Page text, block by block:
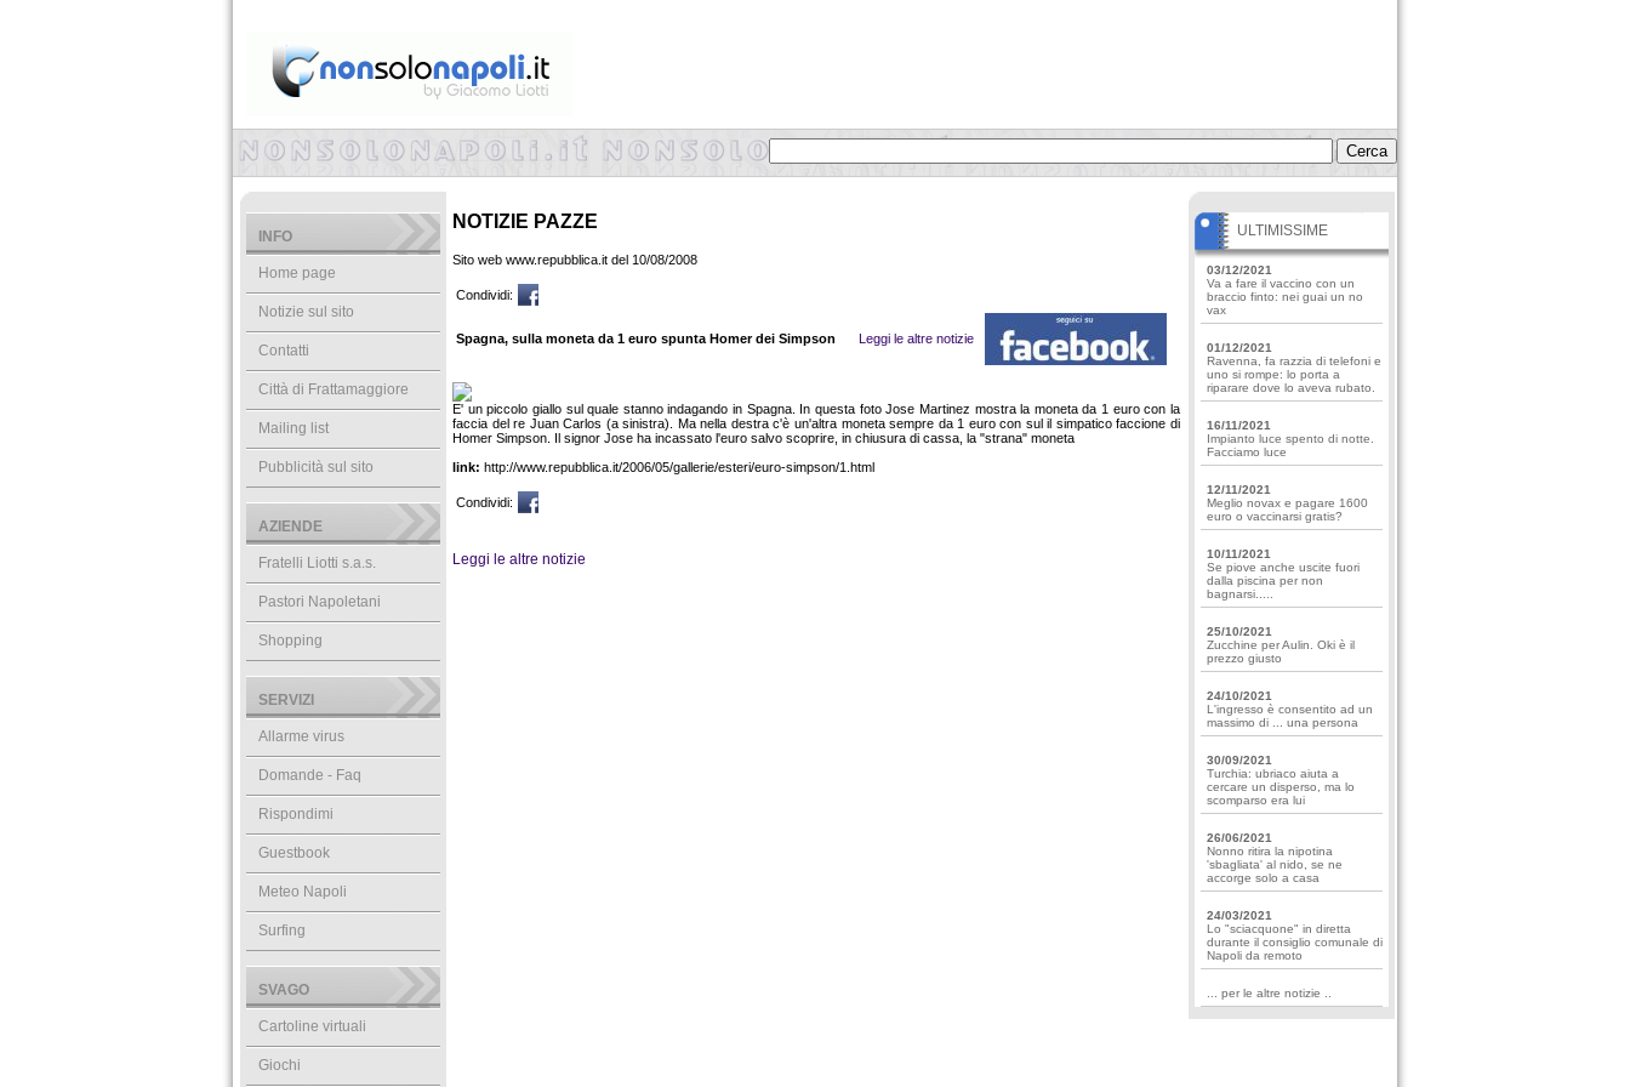
INFO
Home page
Notizie sul sito
Contatti
Città di Frattamaggiore
Mailing list
Pubblicità sul sito
AZIENDE
Fratelli Liotti s.a.s.
Pastori Napoletani
Shopping
SERVIZI
Allarme virus
Domande - Faq
Rispondimi
Guestbook
Meteo Napoli
Surfing
SVAGO
Cartoline virtuali
Giochi
NOTIZIE PAZZE
Sito web www.repubblica.it del 10/08/2008
Condividi:
Spagna, sulla moneta da 1 euro spunta Homer dei Simpson Leggi le altre notizie
E' un piccolo giallo sul quale stanno indagando in Spagna. In questa foto Jose Martinez mostra la moneta da 1 euro con la
faccia del re Juan Carlos (a sinistra). Ma nella destra c'è un'altra moneta sempre da 1 euro con sul il simpatico faccione di
Homer Simpson. Il signor Jose ha incassato l'euro salvo scoprire, in chiusura di cassa, la "strana" moneta
link: http://www.repubblica.it/2006/05/gallerie/esteri/euro-simpson/1.html
Condividi:
Leggi le altre notizie
ULTIMISSIME
03/12/2021
Va a fare il vaccino con un
braccio finto: nei guai un no
vax
01/12/2021
Ravenna, fa razzia di telefoni e
uno si rompe: lo porta a
riparare dove lo aveva rubato.
16/11/2021
Impianto luce spento di notte.
Facciamo luce
12/11/2021
Meglio novax e pagare 1600
euro o vaccinarsi gratis?
10/11/2021
Se piove anche uscite fuori
dalla piscina per non
bagnarsi.....
25/10/2021
Zucchine per Aulin. Oki è il
prezzo giusto
24/10/2021
L'ingresso è consentito ad un
massimo di ... una persona
30/09/2021
Turchia: ubriaco aiuta a
cercare un disperso, ma lo
scomparso era lui
26/06/2021
Nonno ritira la nipotina
'sbagliata' al nido, se ne
accorge solo a casa
24/03/2021
Lo "sciacquone" in diretta
durante il consiglio comunale di
Napoli da remoto
... per le altre notizie ..